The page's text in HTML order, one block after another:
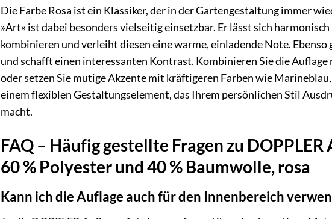
Die Farbe Rosa ist ein Klassiker, der in der Gartengestaltung immer
»Art« ist dabei besonders vielseitig einsetzbar. Er lässt sich
kombinieren und verleiht diesen eine warme, einladende Note.
und schafft einen interessanten Kontrast. Kombinieren Sie die
oder setzen Sie mutige Akzente mit kräftigeren Farben wie
einem flexiblen Gestaltungselement, das Ihrem persönlichen Stil
macht.
FAQ – Häufig gestellte Fragen zu
60 % Polyester und 40 % Baumwolle, rosa
Kann ich die Auflage auch für den Innenbereich